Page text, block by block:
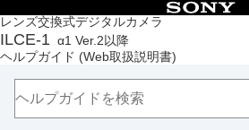
レンズ交換式デジタルカメラ
ILCE-1 α1 Ver.2以降
ヘルプガイド (Web取扱説明書)
目次
トップページ
ヘルプガイドの使いかた
本体と付属品を確認する